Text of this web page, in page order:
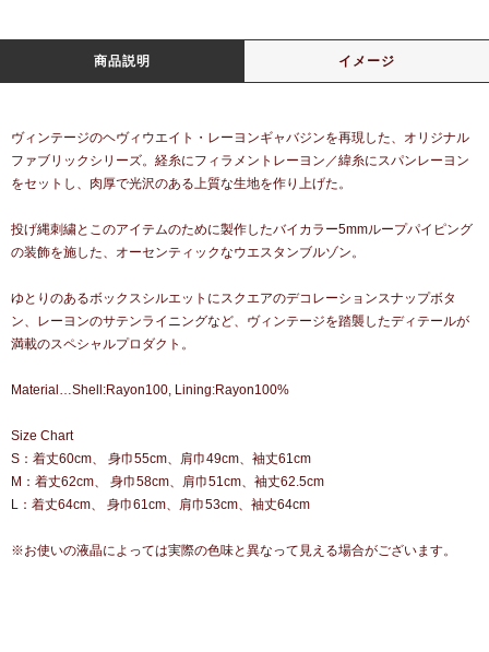
商品説明 イメージ
ヴィンテージのヘヴィウエイト・レーヨンギャバジンを再現した、オリジナル
ファブリックシリーズ。経糸にフィラメントレーヨン／緯糸にスパンレーヨン
をセットし、肉厚で光沢のある上質な生地を作り上げた。
投げ縄刺繍とこのアイテムのために製作したバイカラー5mmループパイピング
の装飾を施した、オーセンティックなウエスタンブルゾン。
ゆとりのあるボックスシルエットにスクエアのデコレーションスナップボタ
ン、レーヨンのサテンライニングなど、ヴィンテージを踏襲したディテールが
満載のスペシャルプロダクト。
Material…Shell:Rayon100, Lining:Rayon100%
Size Chart
S：着丈60cm、 身巾55cm、肩巾49cm、袖丈61cm
M：着丈62cm、 身巾58cm、肩巾51cm、袖丈62.5cm
L：着丈64cm、 身巾61cm、肩巾53cm、袖丈64cm
※お使いの液晶によっては実際の色味と異なって見える場合がございます。